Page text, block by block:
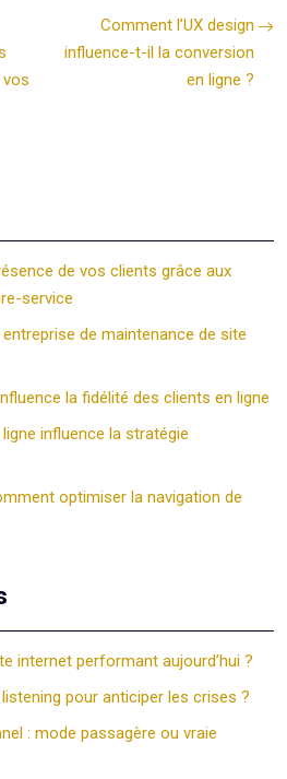
Comment l’UX design
influence-t-il la conversion
en ligne ?
de vos clients grâce aux
service
de maintenance de site
la fidélité des clients en ligne
influence la stratégie
optimiser la navigation de
internet performant aujourd’hui ?
pour anticiper les crises ?
: mode passagère ou vraie